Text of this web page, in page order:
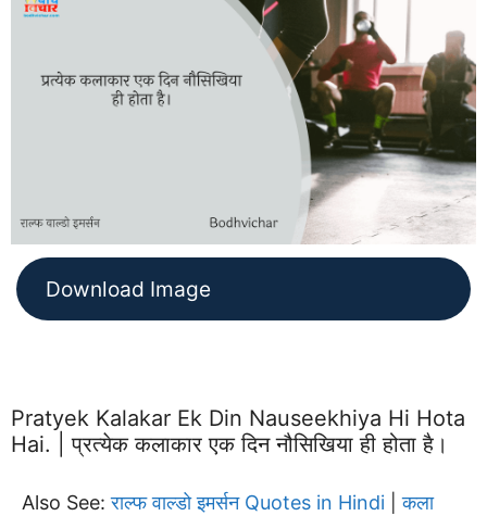
Download Image
Pratyek Kalakar Ek Din Nauseekhiya Hi Hota
Hai. | प्रत्येक कलाकार एक दिन नौसिखिया ही होता है।
Also See:राल्फ वाल्डो इमर्सन Quotes in Hindi |कला